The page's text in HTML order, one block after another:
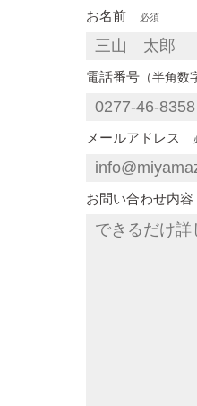
お名前 必須
電話番号 （半角数
メールアドレス
お問い合わせ内